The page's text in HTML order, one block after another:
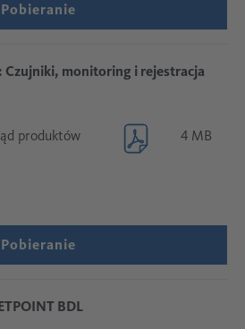
Pobieranie
Czujniki, monitoring i rejestracja
produktów 4 MB
Pobieranie
BDL